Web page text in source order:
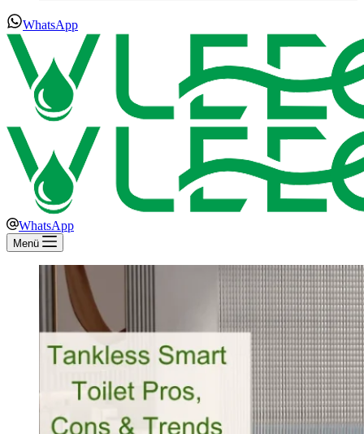
WhatsApp
WhatsApp
Menü